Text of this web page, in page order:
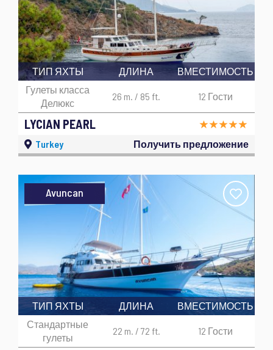
LYCIAN PEARL
ТИП ЯХТЫ
Гулеты класса
Делюкс
ДЛИНА
26 m. / 85 ft.
ВМЕСТИМОСТЬ
12 Гости
Turkey Получить предложение
Avuncan
ТИП ЯХТЫ
Стандартные
гулеты
ДЛИНА
22 m. / 72 ft.
ВМЕСТИМОСТЬ
12 Гости